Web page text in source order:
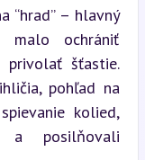
“hrad” – hlavný
ochrániť
privolať šťastie.
pohľad na
kolied,
a posilňovali